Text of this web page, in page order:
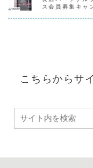
認をお願いいた...
Akerun
ス会員募集キャ
こちらからサ